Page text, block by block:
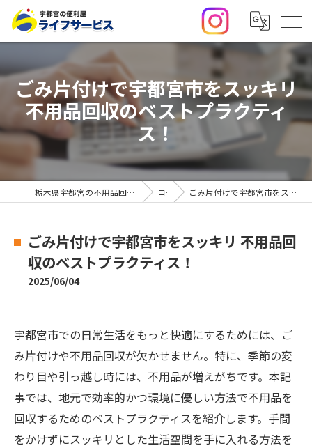
ごみ片付けで宇都宮市をスッキリ
不用品回収のベストプラクティ
ス！
栃木県宇都宮の不用品回収・便利屋なら合同会社ライフサービス コラム ごみ片付けで宇都宮市をスッキリ 不用品回収のベストプラクティス！
ごみ片付けで宇都宮市をスッキリ 不用品回
収のベストプラクティス！
2025/06/04
宇都宮市での日常生活をもっと快適にするためには、ご
み片付けや不用品回収が欠かせません。特に、季節の変
わり目や引っ越し時には、不用品が増えがちです。本記
事では、地元で効率的かつ環境に優しい方法で不用品を
回収するためのベストプラクティスを紹介します。手間
をかけずにスッキリとした生活空間を手に入れる方法を